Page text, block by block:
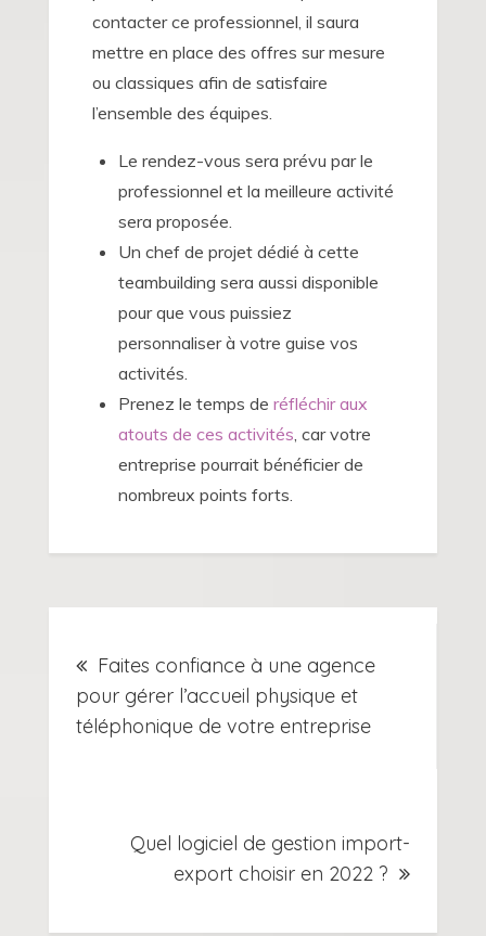
contacter ce professionnel, il saura
mettre en place des offres sur mesure
ou classiques afin de satisfaire
l’ensemble des équipes.
Le rendez-vous sera prévu par le
professionnel et la meilleure activité
sera proposée.
Un chef de projet dédié à cette
teambuilding sera aussi disponible
pour que vous puissiez
personnaliser à votre guise vos
activités.
Prenez le temps de réfléchir aux
atouts de ces activités, car votre
entreprise pourrait bénéficier de
nombreux points forts.
de
l’article
Faites confiance à une agence
pour gérer l’accueil physique et
téléphonique de votre entreprise
Quel logiciel de gestion import-
export choisir en 2022 ?